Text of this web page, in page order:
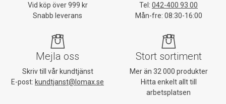
Vid köp över 999 kr
Snabb leverans
Tel: 042-400 93 00
Mån-fre: 08:30-16:00
Mejla oss
Skriv till vår kundtjänst
E-post: kundtjanst@lomax.se
Stort sortiment
Mer än 32 000 produkter
Hitta enkelt allt till
arbetsplatsen